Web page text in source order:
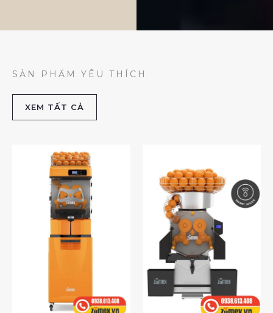
SẢN PHẨM YÊU THÍCH
XEM TẤT CẢ